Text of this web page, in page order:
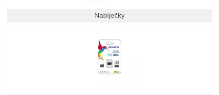
Nabíječky